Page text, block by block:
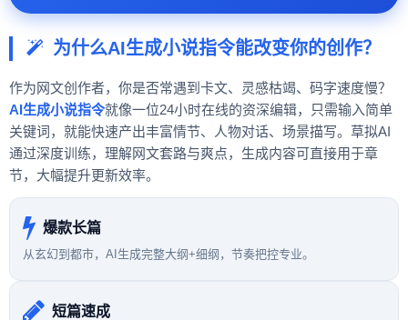
为什么AI生成小说指令能改变你的创作？
作为网文创作者，你是否常遇到卡文、灵感枯竭、码字速度慢？
AI生成小说指令就像一位24小时在线的资深编辑，只需输入简单
关键词，就能快速产出丰富情节、人物对话、场景描写。草拟AI
通过深度训练，理解网文套路与爽点，生成内容可直接用于章
节，大幅提升更新效率。
爆款长篇
从玄幻到都市，AI生成完整大纲+细纲，节奏把控专业。
短篇速成